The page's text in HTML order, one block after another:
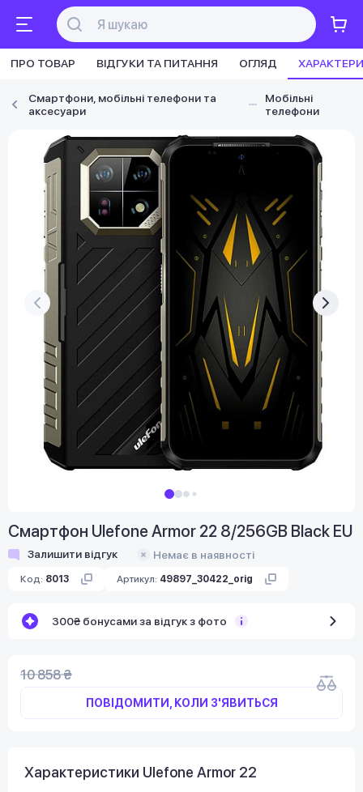
ПРО ТОВАР ВІДГУКИ ТА ПИТАННЯ ОГЛЯД
Смартфони, мобільні телефони та
аксесуари
Мобільні
телефони
Смартфон Ulefone Armor 22 8/256GB Black EU
Залишити відгук Немає в наявності
Код: 8013 Артикул: 49897_30422_orig
300₴ бонусами за відгук з фото
10 858 ₴
ПОВІДОМИТИ, КОЛИ З'ЯВИТЬСЯ
Характеристики Ulefone Armor 22